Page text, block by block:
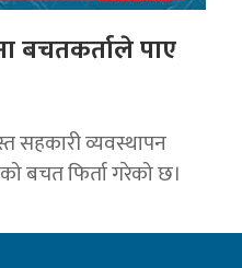
बचतकर्ताले पाए
सहकारी व्यवस्थापन
बचत फिर्ता गरेको छ।